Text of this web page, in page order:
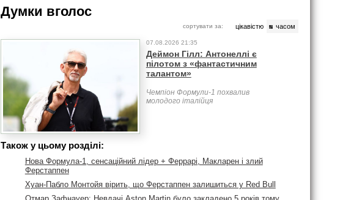
Думки вголос
сортувати за: цікавістю часом
07.08.2026 21:35
Деймон Гілл: Антонеллі є
пілотом з «фантастичним
талантом»
Чемпіон Формули-1 похвалив
молодого італійця
Також у цьому розділі:
Нова Формула-1, сенсаційний лідер + Феррарі, Макларен і злий
Ферстаппен
Хуан-Пабло Монтойя вірить, що Ферстаппен залишиться у Red Bull